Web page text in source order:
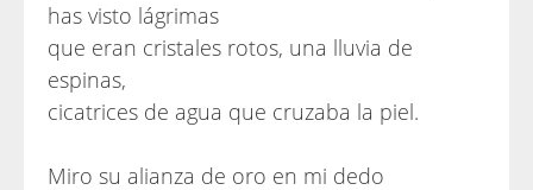
has visto lágrimas
que eran cristales rotos, una lluvia de
espinas,
cicatrices de agua que cruzaba la piel.
Miro su alianza de oro en mi dedo